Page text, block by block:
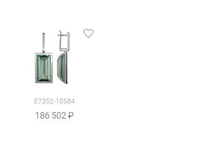
E7352-10584
186 502